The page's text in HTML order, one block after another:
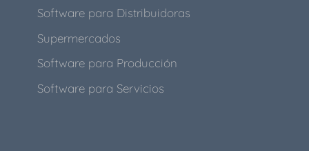
Software para Distribuidoras
Supermercados
Software para Producción
Software para Servicios